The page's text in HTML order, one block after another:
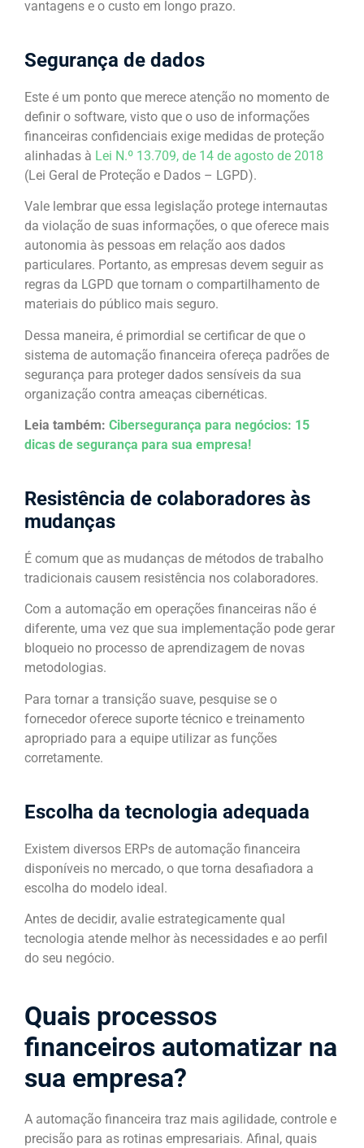
vantagens e o custo em longo prazo.
Segurança de dados
Este é um ponto que merece atenção no momento de
definir o software, visto que o uso de informações
financeiras confidenciais exige medidas de proteção
alinhadas à Lei N.º 13.709, de 14 de agosto de 2018
(Lei Geral de Proteção e Dados – LGPD).
Vale lembrar que essa legislação protege internautas
da violação de suas informações, o que oferece mais
autonomia às pessoas em relação aos dados
particulares. Portanto, as empresas devem seguir as
regras da LGPD que tornam o compartilhamento de
materiais do público mais seguro.
Dessa maneira, é primordial se certificar de que o
sistema de automação financeira ofereça padrões de
segurança para proteger dados sensíveis da sua
organização contra ameaças cibernéticas.
Leia também: Cibersegurança para negócios: 15
dicas de segurança para sua empresa!
Resistência de colaboradores às
mudanças
É comum que as mudanças de métodos de trabalho
tradicionais causem resistência nos colaboradores.
Com a automação em operações financeiras não é
diferente, uma vez que sua implementação pode gerar
bloqueio no processo de aprendizagem de novas
metodologias.
Para tornar a transição suave, pesquise se o
fornecedor oferece suporte técnico e treinamento
apropriado para a equipe utilizar as funções
corretamente.
Escolha da tecnologia adequada
Existem diversos ERPs de automação financeira
disponíveis no mercado, o que torna desafiadora a
escolha do modelo ideal.
Antes de decidir, avalie estrategicamente qual
tecnologia atende melhor às necessidades e ao perfil
do seu negócio.
Quais processos
financeiros automatizar na
sua empresa?
A automação financeira traz mais agilidade, controle e
precisão para as rotinas empresariais. Afinal, quais